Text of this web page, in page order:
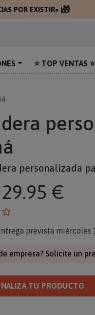
POR EXISTIR» 🎁
⭐ TOP VENTAS ⭐
personalizada
29.95 €
prevista miércoles
empresa? Solicite un
TU PRODUCTO